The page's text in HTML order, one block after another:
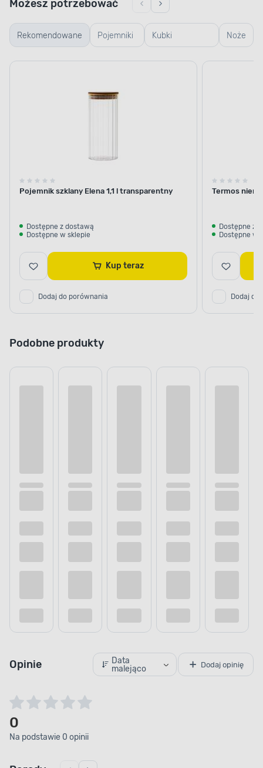
Rekomendowane Pojemniki
szklane
Kubki
termiczne i
Noże
Możesz potrzebować
Pojemnik szklany Elena 1,1 l transparentny
Dostępne z dostawą
Dostępne w sklepie
Kup teraz
Dodaj do porównania
Termos
Dostępne z
Dostępne w
Dodaj do
Podobne produkty
Opinie
Data
malejąco
Dodaj opinię
0
Na podstawie 0 opinii